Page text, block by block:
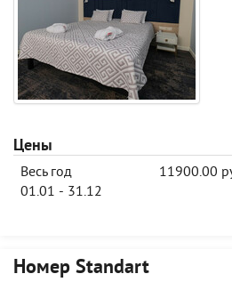
Цены
Весь год
01.01 - 31.12
11900.00
Номер Standart